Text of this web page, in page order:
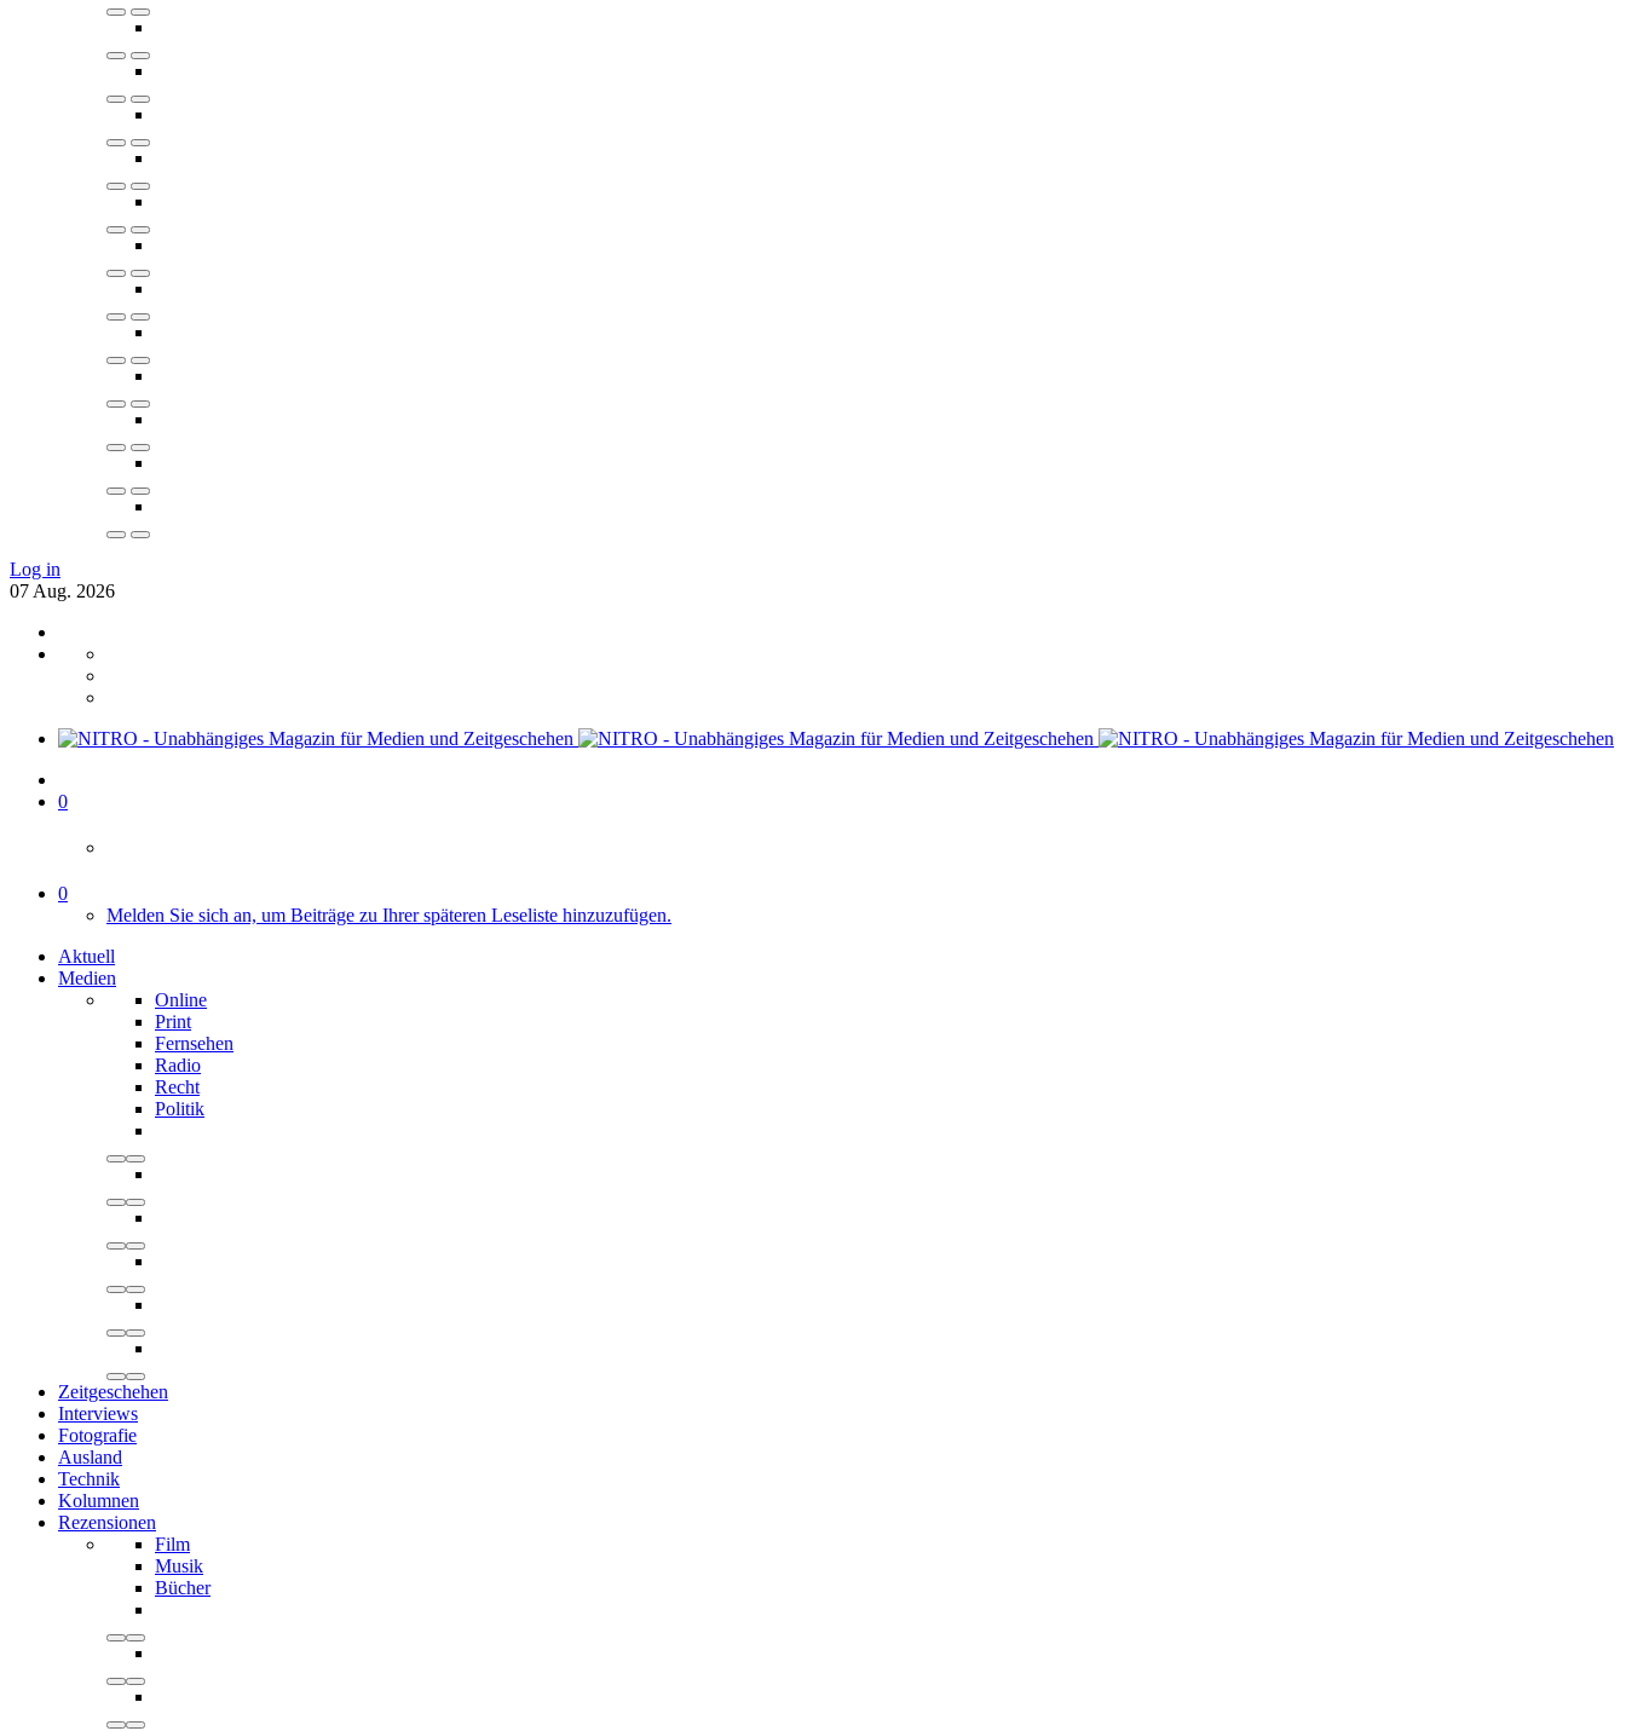
Log in
07 Aug. 2026
0
0
Melden Sie sich an, um Beiträge zu Ihrer späteren Leseliste hinzuzufügen.
Aktuell
Medien
Online
Print
Fernsehen
Radio
Recht
Politik
Zeitgeschehen
Interviews
Fotografie
Ausland
Technik
Kolumnen
Rezensionen
Film
Musik
Bücher